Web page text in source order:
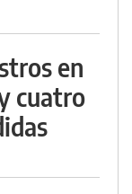
en
cuatro